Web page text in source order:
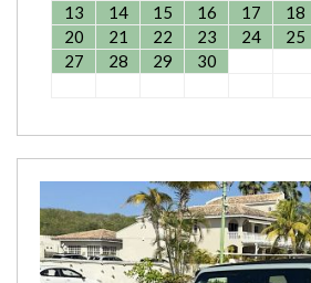
13
14 15 16 17 18
20
21 22 23 24 25
27
28 29 30